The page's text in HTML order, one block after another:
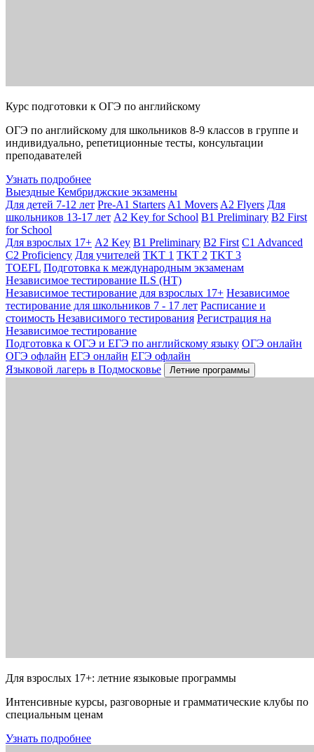
Курс подготовки к ОГЭ по английскому
ОГЭ по английскому для школьников 8-9 классов в группе и
индивидуально, репетиционные тесты, консультации
преподавателей
Узнать подробнее
Выездные Кембриджские экзамены
Для детей 7-12 лет Pre-A1 Starters A1 Movers A2 Flyers Для
школьников 13-17 лет A2 Key for School B1 Preliminary B2 First
for School
Для взрослых 17+ A2 Key B1 Preliminary B2 First C1 Advanced
C2 Proficiency Для учителей TKT 1 TKT 2 TKT 3
TOEFL Подготовка к международным экзаменам
Независимое тестирование ILS (НТ)
Независимое тестирование для взрослых 17+ Независимое
тестирование для школьников 7 - 17 лет Расписание и
стоимость Независимого тестирования Регистрация на
Независимое тестирование
Подготовка к ОГЭ и ЕГЭ по английскому языку ОГЭ онлайн
ОГЭ офлайн ЕГЭ онлайн ЕГЭ офлайн
Языковой лагерь в Подмосковье
Летние программы
Для взрослых 17+: летние языковые программы
Интенсивные курсы, разговорные и грамматические клубы по
специальным ценам
Узнать подробнее